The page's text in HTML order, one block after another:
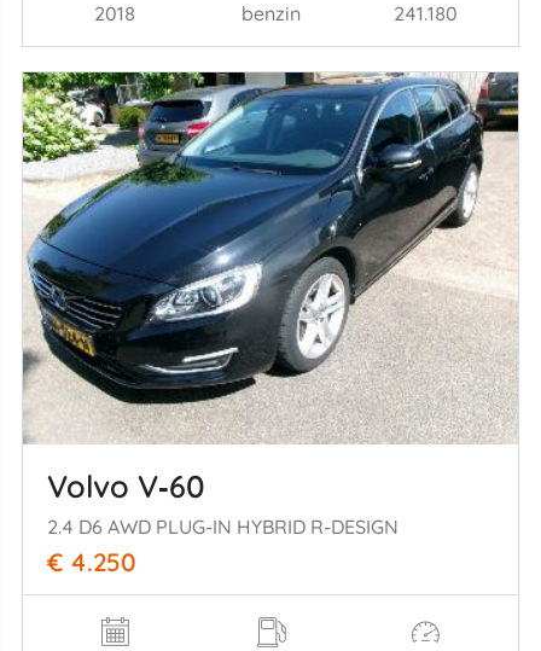
2018 benzin 241.180
Volvo V‑60
2.4 D6 AWD PLUG-IN HYBRID R-DESIGN
€ 4.250